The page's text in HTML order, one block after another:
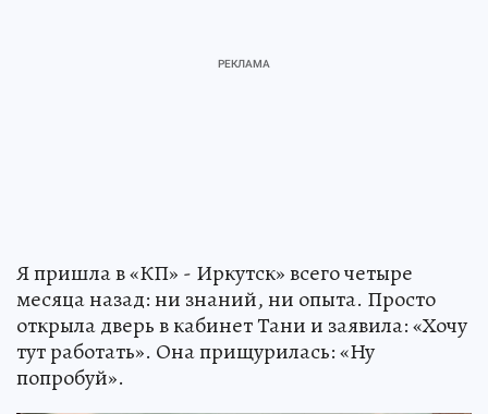
Я пришла в «КП» - Иркутск» всего четыре
месяца назад: ни знаний, ни опыта. Просто
открыла дверь в кабинет Тани и заявила: «Хочу
тут работать». Она прищурилась: «Ну
попробуй».